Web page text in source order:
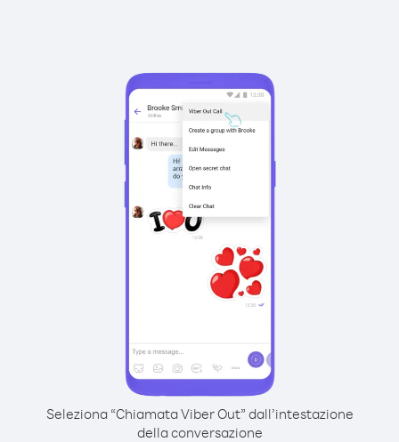
Seleziona “Chiamata Viber Out” dall’intestazione
della conversazione